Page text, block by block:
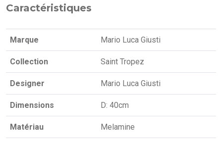
Caractéristiques
Marque Mario Luca Giusti
Collection Saint Tropez
Designer Mario Luca Giusti
Dimensions D: 40cm
Matériau Melamine